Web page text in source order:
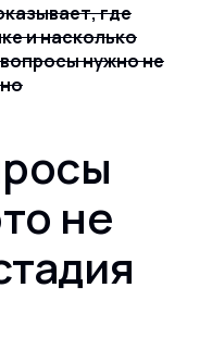
где
и насколько
нужно не
не